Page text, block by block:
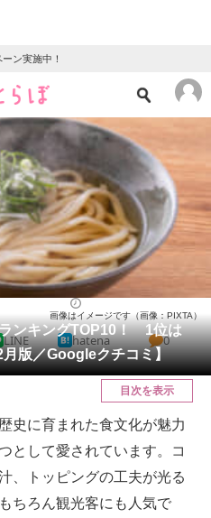
ン実施中！
ニュース
クイズ
地域
教育・育児
リサーチ
ンキングTOP10！ 1位は
版／Googleクチコミ】
画像はイメージです（画像：PIXTA）
LINE hatena 0
目次を表示
史に育まれた食文化が魅力
として愛されています。コ
、トッピングの工夫が光る
ちろん観光客にも人気で